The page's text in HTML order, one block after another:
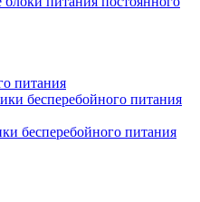
питания
бесперебойного питания
бесперебойного питания